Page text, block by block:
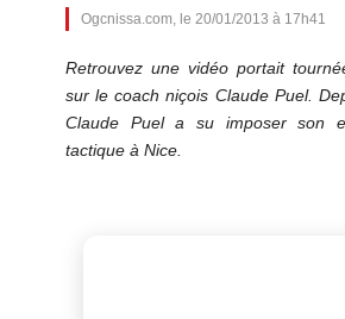
Ogcnissa.com, le 20/01/2013 à 17h41
Retrouvez une vidéo portait
sur le coach niçois Claude Puel.
Claude Puel a su imposer son
tactique à Nice.